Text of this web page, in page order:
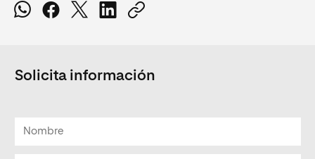
Solicita información